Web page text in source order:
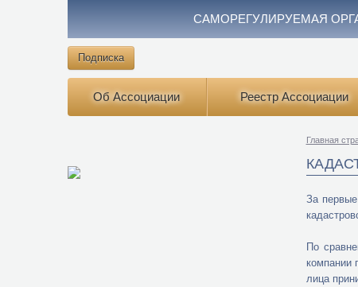
САМОРЕГУЛИРУЕМАЯ
Подписка
Об Ассоциации Реестр Ассоциации
Главная
За
По
компании
лица